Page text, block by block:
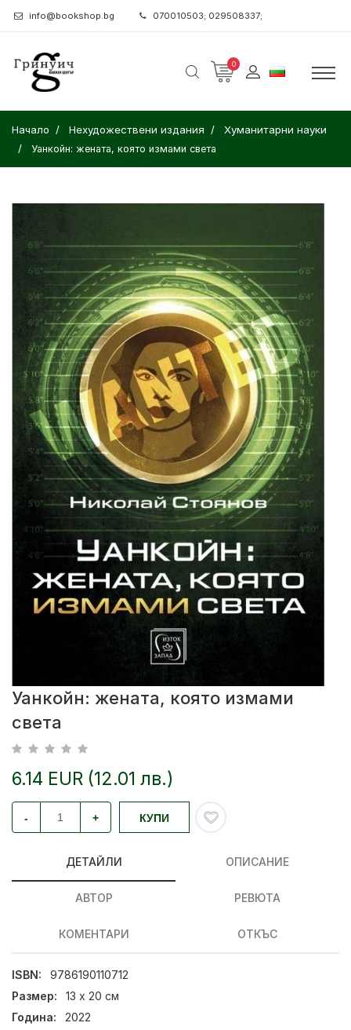
info@bookshop.bg 070010503; 029508337;
0
Начало Нехудожествени издания Хуманитарни науки
Уанкойн: жената, която измами света
Уанкойн: жената, която измами
света
6.14 EUR (12.01 лв.)
- + КУПИ
ДЕТАЙЛИ ОПИСАНИЕ
АВТОР РЕВЮТА
КОМЕНТАРИ ОТКЪС
ISBN:
9786190110712
Размер:
13 х 20 см
Година:
2022